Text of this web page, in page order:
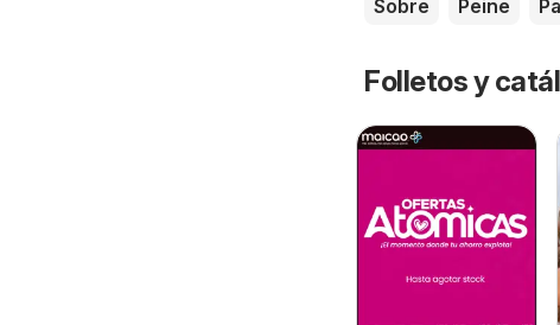
Sobre
Peine
Folletos y